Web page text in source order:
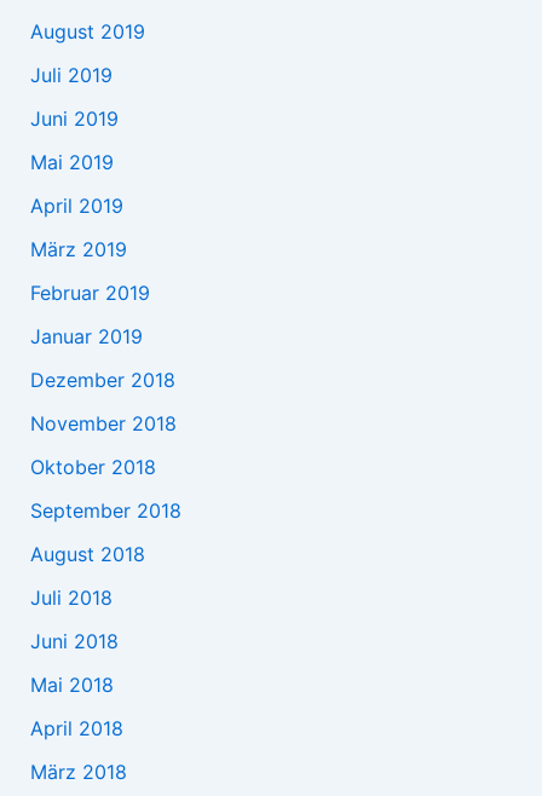
August 2019
Juli 2019
Juni 2019
Mai 2019
April 2019
März 2019
Februar 2019
Januar 2019
Dezember 2018
November 2018
Oktober 2018
September 2018
August 2018
Juli 2018
Juni 2018
Mai 2018
April 2018
März 2018